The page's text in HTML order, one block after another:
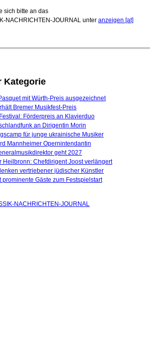
sich bitte an das
NACHRICHTEN-JOURNAL unter anzeigen [at]
Kategorie
mit Würth-Preis ausgezeichnet
Bremer Musikfest-Preis
Förderpreis an Klavierduo
an Dirigentin Morin
für junge ukrainische Musiker
Mannheimer Opernintendantin
geht 2027
Heilbronn: Chefdirigent Joost verlängert
vertriebener jüdischer Künstler
prominente Gäste zum Festspielstart